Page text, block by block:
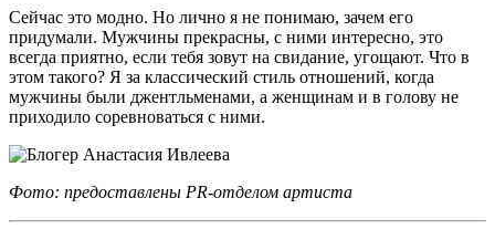
Сейчас это модно. Но лично я не понимаю, зачем его
придумали. Мужчины прекрасны, с ними интересно, это
всегда приятно, если тебя зовут на свидание, угощают. Что в
этом такого? Я за классический стиль отношений, когда
мужчины были джентльменами, а женщинам и в голову не
приходило соревноваться с ними.
Фото: предоставлены PR-отделом артиста